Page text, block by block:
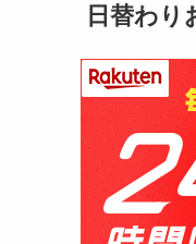
マックカードはど
ッ
日替わり